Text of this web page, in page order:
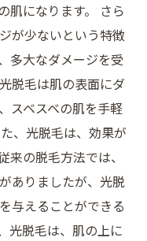
肌になります。 さら
が少ないという特徴
多大なダメージを受
脱毛は肌の表面にダ
スベスベの肌を手軽
、光脱毛は、効果が
来の脱毛方法では、
ありましたが、光脱
与えることができる
光脱毛は、肌の上に